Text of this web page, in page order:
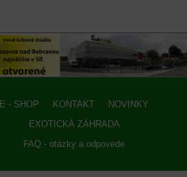
E - SHOP KONTAKT
NOVINKY
EXOTICKÁ ZÁHRADA
FAQ - otázky a odpovede